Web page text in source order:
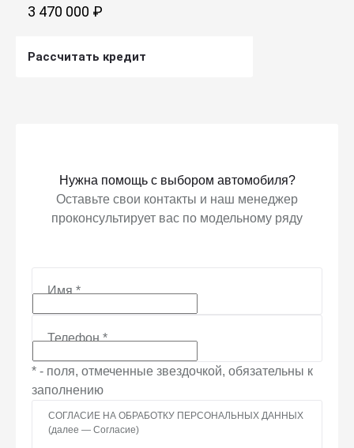
3 470 000 ₽
Рассчитать кредит
Нужна помощь с выбором автомобиля?
Оставьте свои контакты и наш менеджер
проконсультирует вас по модельному ряду
Имя*
Телефон*
* - поля, отмеченные звездочкой, обязательны к
заполнению
СОГЛАСИЕ НА ОБРАБОТКУ ПЕРСОНАЛЬНЫХ ДАННЫХ
(далее — Согласие)